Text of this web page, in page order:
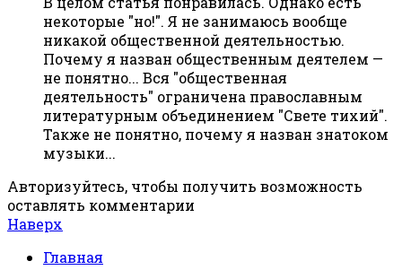
некоторые "но!". Я не занимаюсь вообще
никакой общественной деятельностью.
Почему я назван общественным деятелем —
не понятно... Вся "общественная
деятельность" ограничена православным
литературным объединением "Свете тихий".
Также не понятно, почему я назван знатоком
музыки...
Авторизуйтесь, чтобы получить возможность
оставлять комментарии
Наверх
Главная